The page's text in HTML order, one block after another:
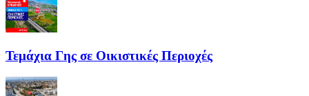
Τεμάχια Γης σε Οικιστικές Περιοχές